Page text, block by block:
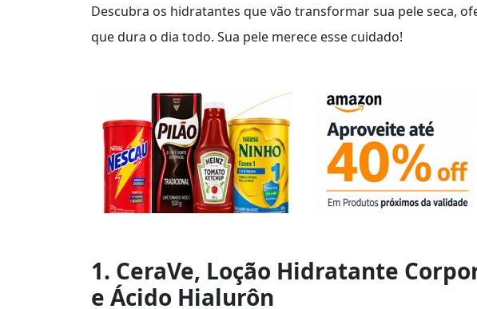
Descubra os hidratantes que vão transformar sua pele seca,
que dura o dia todo. Sua pele merece esse cuidado!
1. CeraVe, Loção Hidratante
e Ácido Hialurôn